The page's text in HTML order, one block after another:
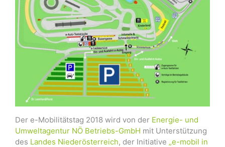
Der e-Mobilitätstag 2018 wird von der Energie- und
Umweltagentur NÖ Betriebs-GmbH mit Unterstützung
des Landes Niederösterreich, der Initiative „e-mobil in